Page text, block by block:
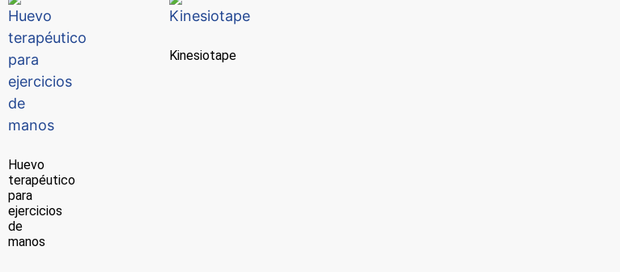
Huevo
terapéutico
para
ejercicios
de
manos
Kinesiotape